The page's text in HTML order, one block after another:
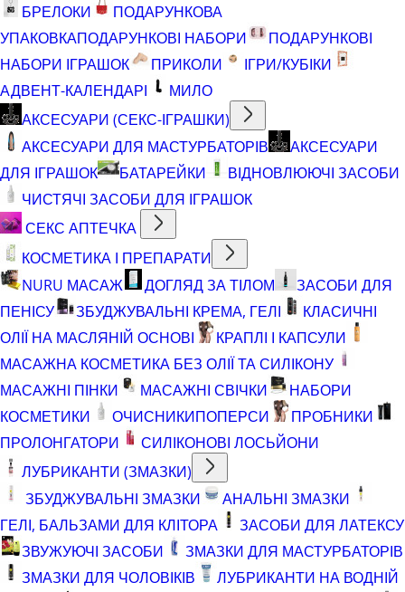
БРЕЛОКИ
ПОДАРУНКОВА
УПАКОВКАПОДАРУНКОВІ НАБОРИ
ПОДАРУНКОВІ
НАБОРИ ІГРАШОК
ПРИКОЛИ
ІГРИ/КУБІКИ
АДВЕНТ-КАЛЕНДАРІ
МИЛО
АКСЕСУАРИ (СЕКС-ІГРАШКИ)
АКСЕСУАРИ ДЛЯ МАСТУРБАТОРІВ
АКСЕСУАРИ
ДЛЯ ІГРАШОК
БАТАРЕЙКИ
ВІДНОВЛЮЮЧІ ЗАСОБИ
ЧИСТЯЧІ ЗАСОБИ ДЛЯ ІГРАШОК
СЕКС АПТЕЧКА
КОСМЕТИКА І ПРЕПАРАТИ
NURU МАСАЖ
ДОГЛЯД ЗА ТІЛОМ
ЗАСОБИ ДЛЯ
ПЕНІСУ
ЗБУДЖУВАЛЬНІ КРЕМА, ГЕЛІ
КЛАСИЧНІ
ОЛІЇ НА МАСЛЯНІЙ ОСНОВІ
КРАПЛІ І КАПСУЛИ
МАСАЖНА КОСМЕТИКА БЕЗ ОЛІЇ ТА СИЛІКОНУ
МАСАЖНІ ПІНКИ
МАСАЖНІ СВІЧКИ
НАБОРИ
КОСМЕТИКИ
ОЧИСНИКИПОПЕРСИ
ПРОБНИКИ
ПРОЛОНГАТОРИ
СИЛІКОНОВІ ЛОСЬЙОНИ
ЛУБРИКАНТИ (ЗМАЗКИ)
ЗБУДЖУВАЛЬНІ ЗМАЗКИ
АНАЛЬНІ ЗМАЗКИ
ГЕЛІ, БАЛЬЗАМИ ДЛЯ КЛІТОРА
ЗАСОБИ ДЛЯ ЛАТЕКСУ
ЗВУЖУЮЧІ ЗАСОБИ
ЗМАЗКИ ДЛЯ МАСТУРБАТОРІВ
ЗМАЗКИ ДЛЯ ЧОЛОВІКІВ
ЛУБРИКАНТИ НА ВОДНІЙ